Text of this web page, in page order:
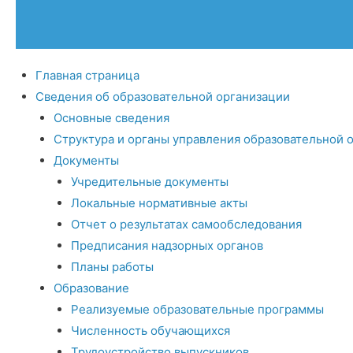
Главная страница
Сведения об образовательной организации
Основные сведения
Структура и органы управления образовательной
Документы
Учредительные документы
Локальные нормативные акты
Отчет о результатах самообследования
Предписания надзорных органов
Планы работы
Образование
Реализуемые образовательные программы
Численность обучающихся